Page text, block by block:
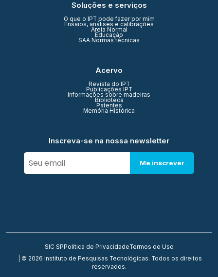
Soluções e serviços
O que o IPT pode fazer por mim
Ensaios, análises e calibrações
Areia Normal
Educação
SAA Normas técnicas
Acervo
Revista do IPT
Publicações IPT
Informações sobre madeiras
Biblioteca
Patentes
Memória Histórica
Inscreva-se na nossa newsletter
Me inscrever
SIC SP Política de PrivacidadeTermos de Uso
| © 2026 Instituto de Pesquisas Tecnológicas. Todos os direitos
reservados.